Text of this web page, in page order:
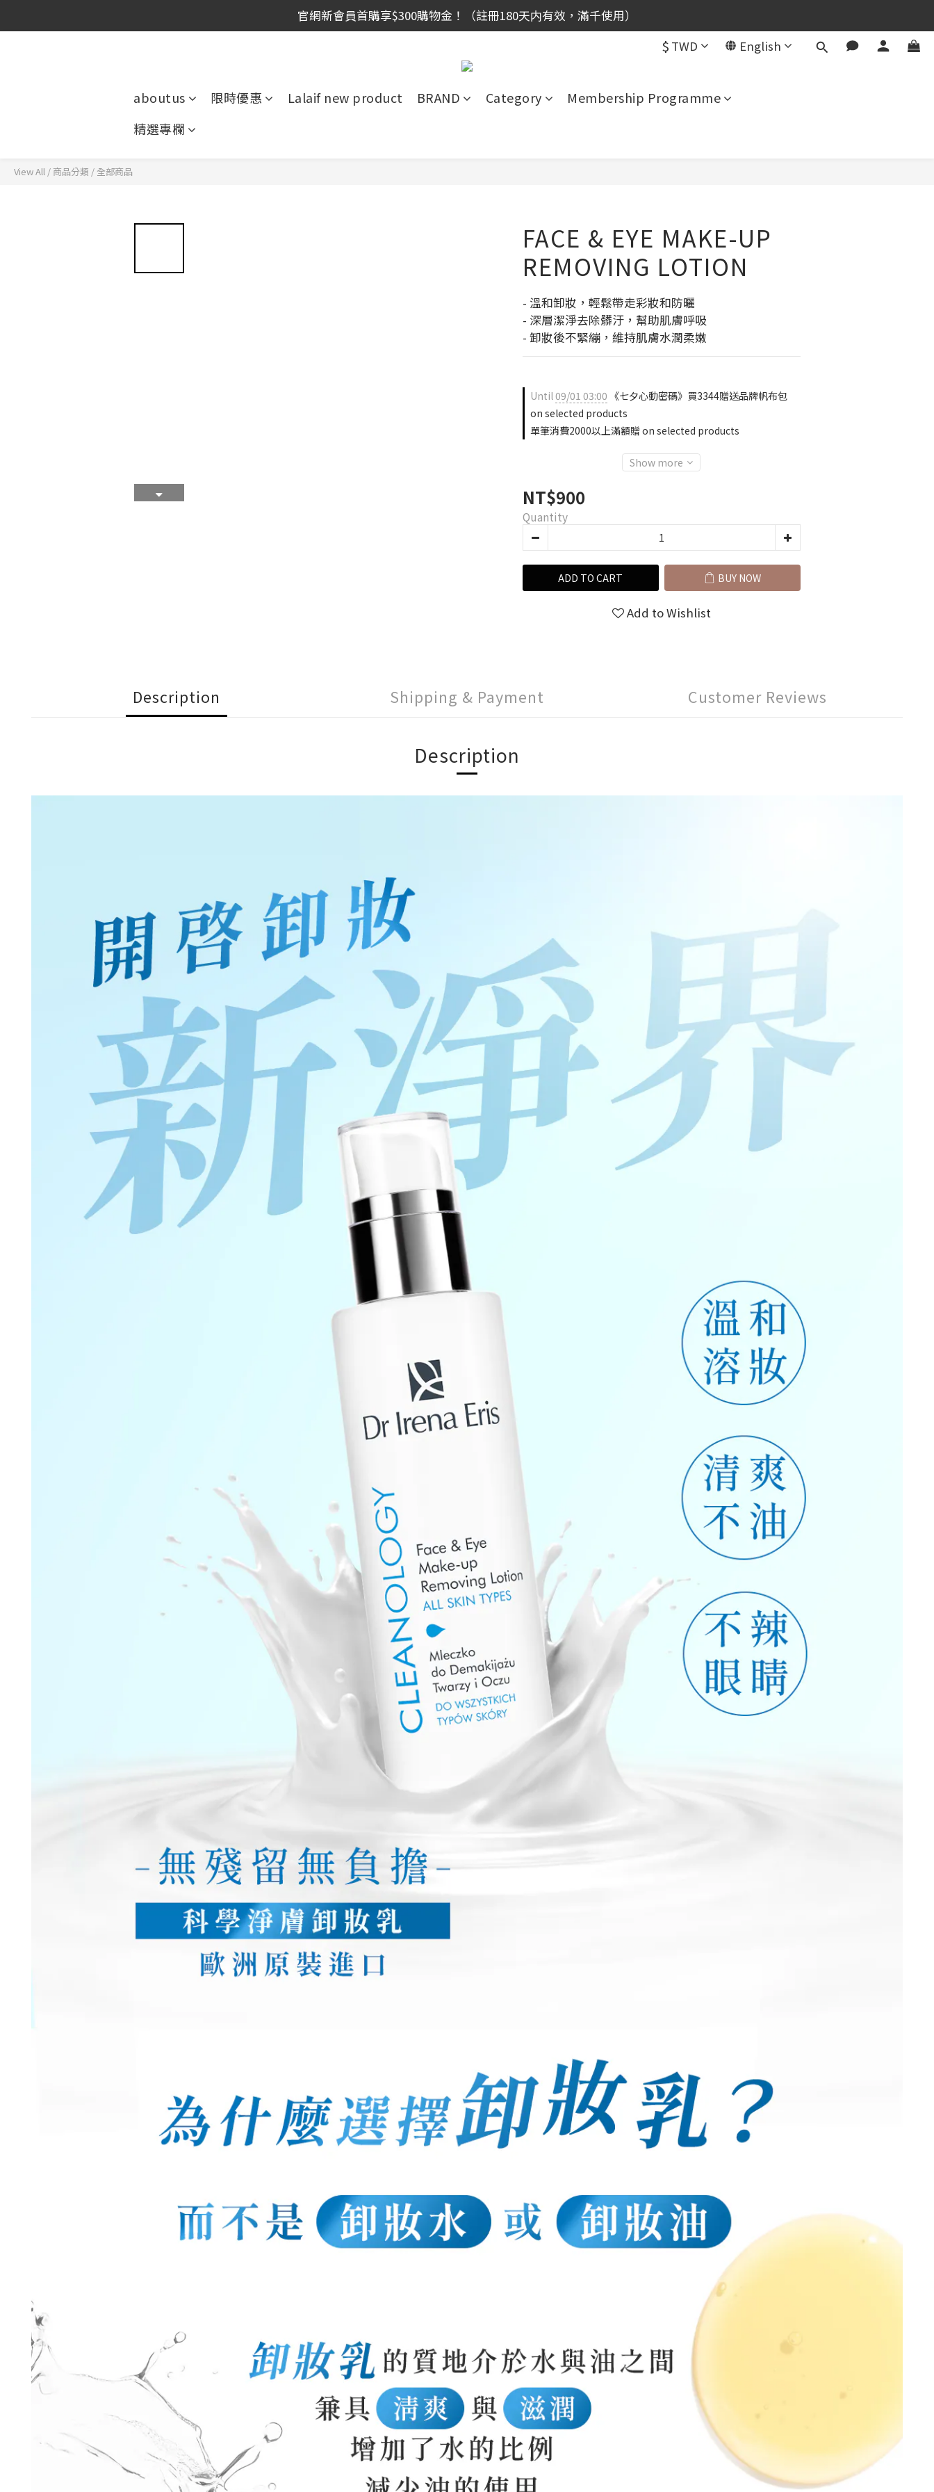
官網新會員首購享$300購物金！（註冊180天内有效，滿千使用）
官網新會員首購享$300購物金！（註冊180天内有效，滿千使用）
$ TWD English
aboutus 限時優惠 Lalaif new product BRAND Category
Membership Programme
精選專欄
View All / 商品分類 / 全部商品
FACE & EYE MAKE-UP
REMOVING LOTION
- 溫和卸妝，輕鬆帶走彩妝和防曬
- 深層潔淨去除髒汙，幫助肌膚呼吸
- 卸妝後不緊繃，維持肌膚水潤柔嫩
Until09/01 03:00 《七夕心動密碼》買3344贈送品牌帆布包
on selected products
單筆消費2000以上滿額贈 on selected products
Show more
NT$900
Quantity
ADD TO CART BUY NOW
Add to Wishlist
Description Shipping & Payment Customer Reviews
Description